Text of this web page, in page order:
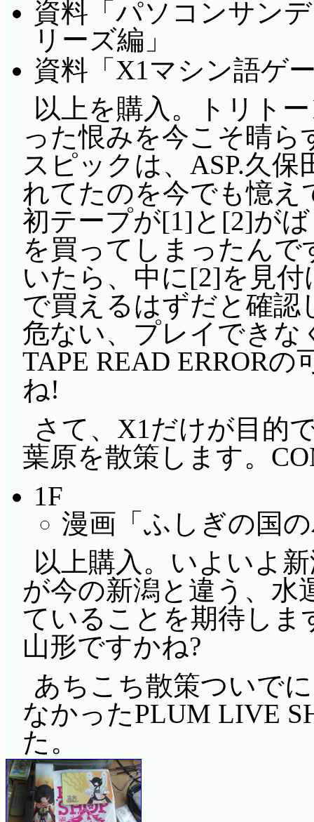
資料「パソコンサン
リーズ編」
資料「X1マシン語ゲ
以上を購入。トリト
った恨みを今こそ晴
スピックは、ASP.久
れてたのを今でも憶
初テープが[1]と[2]が
を買ってしまったん
いたら、中に[2]を見
で買えるはずだと確認
危ない、プレイでき
TAPE READ ERROR
ね!
さて、X1だけが目的
葉原を散策します。
1F
漫画「ふしぎの国
以上購入。いよいよ
が今の新潟と違う、水
ていることを期待しま
山形ですかね?
あちこち散策ついで
なかったPLUM LIVE
た。